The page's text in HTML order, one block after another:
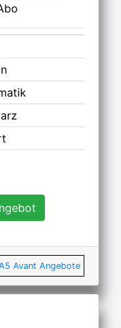
Avant Angebote